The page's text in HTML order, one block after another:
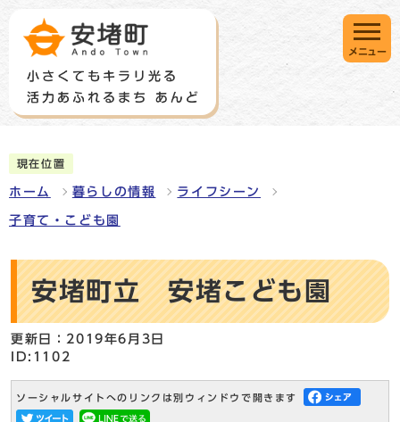
メニュー
現在位置
ホーム 暮らしの情報 ライフシーン
子育て・こども園
安堵町立 安堵こども園
更新日：2019年6月3日
ID:1102
ソーシャルサイトへのリンクは別ウィンドウで開きます